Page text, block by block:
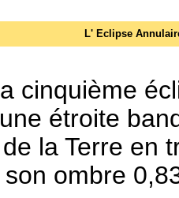
L' Eclipse
cinquième
étroite
la Terre en
ombre